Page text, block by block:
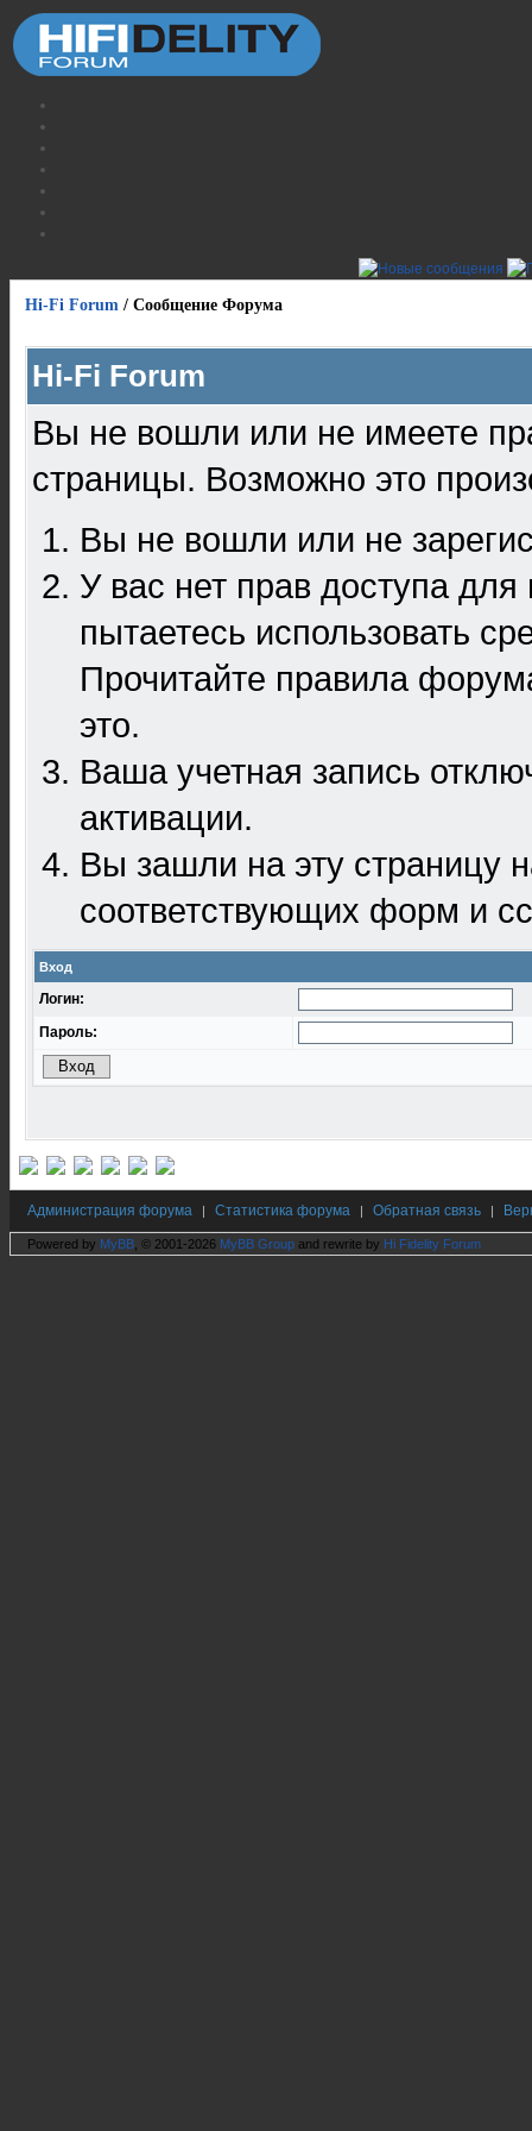
Hi-Fi Forum / Сообщение Форума
Hi-Fi Forum
Вы не вошли или не имеете
страницы. Возможно это
Вы не вошли или не
У вас нет прав доступа
пытаетесь использовать
Прочитайте правила
это.
Ваша учетная запись
активации.
Вы зашли на эту
соответствующих форм и
Вход
Логин:
Пароль:
Администрация форума | Статистика форума | Обратная связь |
Powered by MyBB , © 2001-2026 MyBB Group and rewrite by Hi Fidelity Forum